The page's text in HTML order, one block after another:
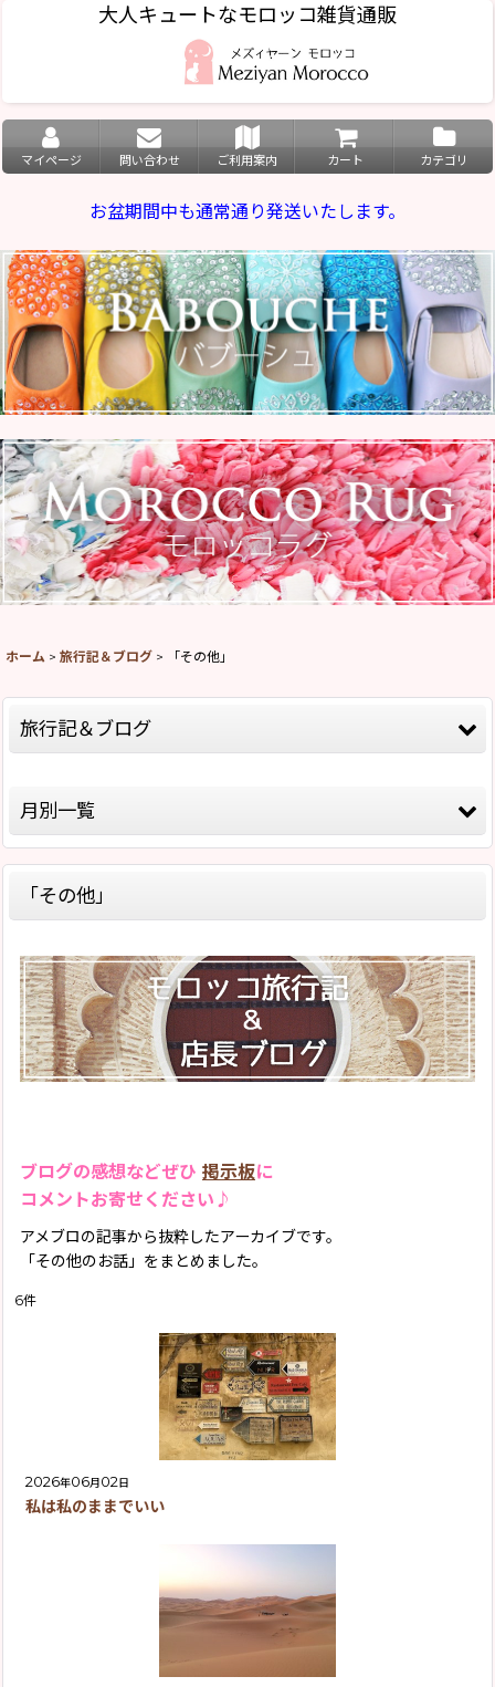
大人キュートなモロッコ雑貨通販
マイページ 問い合わせ ご利用案内 カート カテゴリ
お盆期間中も通常通り発送いたします。
ホーム > 旅行記＆ブログ > 「その他」
「その他」
ブログの感想などぜひ 掲示板に
コメントお寄せください♪
アメブロの記事から抜粋したアーカイブです。
「その他のお話」をまとめました。
6件
2026年06月 02 日
私は私のままでいい
旅行記＆ブログ
モロッコ旅行記Season8(2026)
モロッコ旅行記Season5(2019)
モロッコ旅行記Season2(2015)
モロッコ旅行記Season1(2013)
「モロッコラグのお話」
「お店のこと」
イベント情報
「その他」
月別一覧
2026年
2025年
2019年
2018年
2017年
2015年